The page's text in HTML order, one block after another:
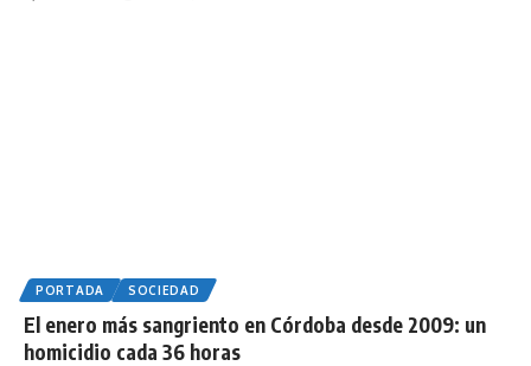
PORTADA SOCIEDAD
El enero más sangriento en Córdoba desde 2009: un
homicidio cada 36 horas